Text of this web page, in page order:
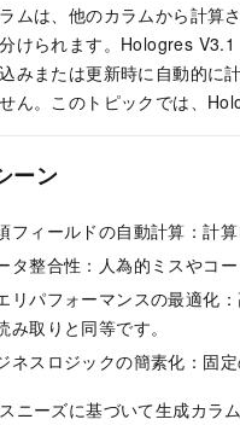
ムは、他のカラムから計算
けられます。Hologres
みまたは更新時に自動的に
ん。このトピックでは、
ーン
フィールドの自動計算：計
タ整合性：人為的ミスやコ
リパフォーマンスの最適化
み取りと同等です。
ネスロジックの簡素化：固
ニーズに基づいて生成カラ